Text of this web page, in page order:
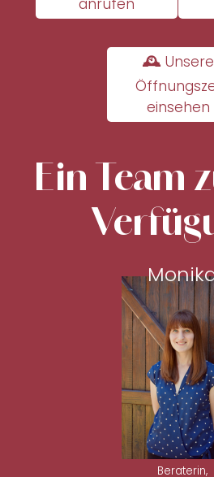
🕰 Unsere
einsehen
Ein Team
Beraterin,